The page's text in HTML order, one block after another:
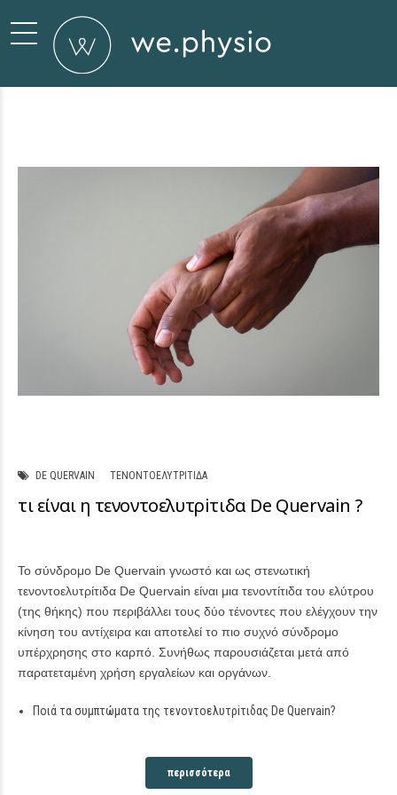
DE QUERVAIN ΤΕΝΟΝΤΟΕΛΥΤΡΊΤΙΔΑ
τι είναι η τενοντοελυτρiτιδα De Quervain ?
Το σύνδρομο De Quervain γνωστό και ως στενωτική
τενοντοελυτρίτιδα De Quervain είναι μια τενοντίτιδα του ελύτρου
(της θήκης) που περιβάλλει τους δύο τένοντες που ελέγχουν την
κίνηση του αντίχειρα και αποτελεί το πιο συχνό σύνδρομο
υπέρχρησης στο καρπό. Συνήθως παρουσιάζεται μετά από
παρατεταμένη χρήση εργαλείων και οργάνων.
Ποιά τα συμπτώματα της τενοντοελυτρiτιδας De Quervain?
περισσότερα